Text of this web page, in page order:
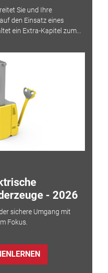
Sie und Ihre
den Einsatz eines
ein Extra-Kapitel zum...
- 2026
sichere Umgang mit
Fokus.